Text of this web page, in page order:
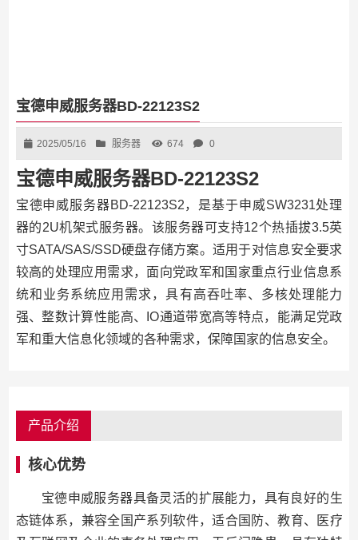
宝德申威服务器BD-22123S2
2025/05/16 服务器 674 0
宝德申威服务器BD-22123S2
宝德申威服务器BD-22123S2，是基于申威SW3231处理
器的2U机架式服务器。该服务器可支持12个热插拔3.5英
寸SATA/SAS/SSD硬盘存储方案。适用于对信息安全要求
较高的处理应用需求，面向党政军和国家重点行业信息系
统和业务系统应用需求，具有高吞吐率、多核处理能力
强、整数计算性能高、IO通道带宽高等特点，能满足党政
军和重大信息化领域的各种需求，保障国家的信息安全。
产品介绍
核心优势
宝德申威服务器具备灵活的扩展能力，具有良好的生
态链体系，兼容全国产系列软件，适合国防、教育、医疗